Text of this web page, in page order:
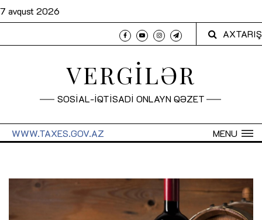
7 avqust 2026
AXTARIŞ
VERGİLƏR
SOSİAL-İQTİSADİ ONLAYN QƏZET
MENU
WWW.TAXES.GOV.AZ